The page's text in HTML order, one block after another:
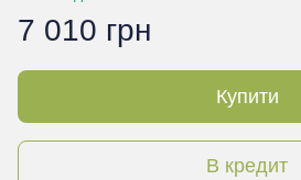
7 010 грн
Купити
В кредит